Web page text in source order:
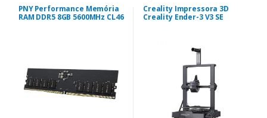
PNY Performance Memória
RAM DDR5 8GB 5600MHz CL46
Creality Impressora 3D
Creality Ender-3 V3 SE